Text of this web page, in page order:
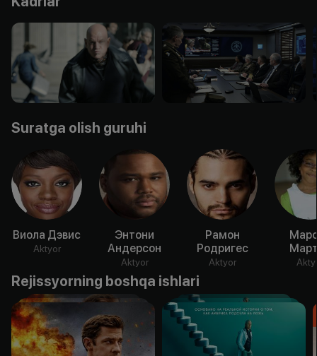
Suratga olish guruhi
Виола Дэвис
Aktyor
Энтони
Андерсон
Aktyor
Рамон
Родригес
Aktyor
Rejissyorning boshqa ishlari